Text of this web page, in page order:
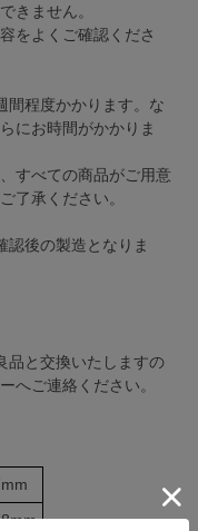
きません。
をよくご確認くださ
間程度かかります。な
にお時間がかかりま
すべての商品がご用意
了承ください。
認後の製造となりま
品と交換いたしますの
へご連絡ください。